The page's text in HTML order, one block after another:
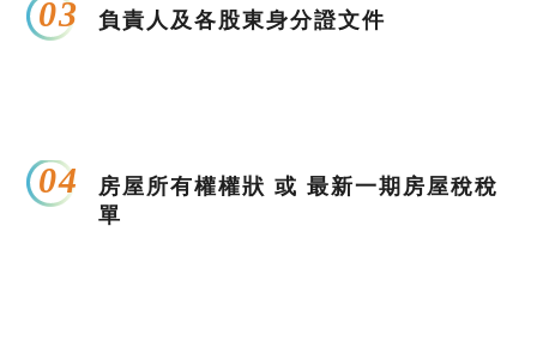
03 負責人及各股東身分證文件
04
房屋所有權權狀 或 最新一期房屋稅稅
單